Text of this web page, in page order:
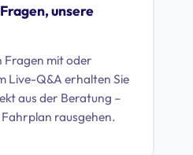
unsere
Fragen mit oder
Live-Q&A erhalten Sie
aus der Beratung –
rausgehen.